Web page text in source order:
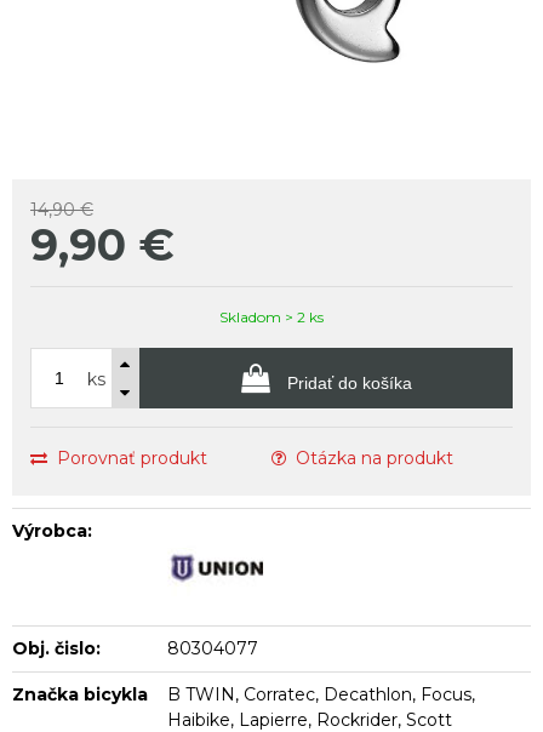
14,90 €
9,90 €
Skladom > 2 ks
ks Pridať do košíka
Porovnať produkt Otázka na produkt
Výrobca:
Obj. čislo: 80304077
Značka bicykla
B TWIN, Corratec, Decathlon, Focus,
Haibike, Lapierre, Rockrider, Scott